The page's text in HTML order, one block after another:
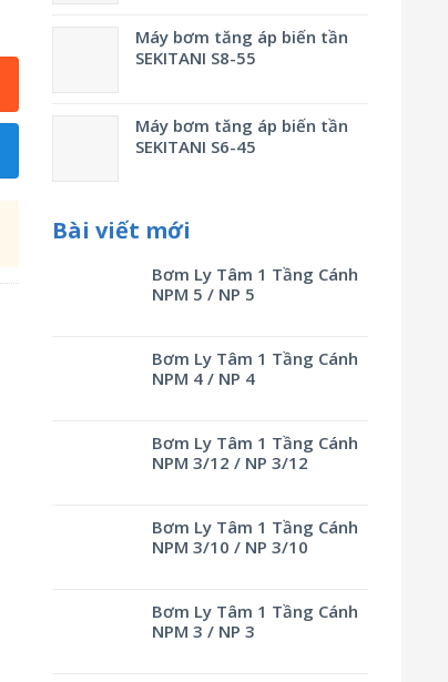
Máy bơm tăng áp biến tần
SEKITANI S8-55
Máy bơm tăng áp biến tần
SEKITANI S6-45
Bài viết mới
Bơm Ly Tâm 1 Tầng Cánh
NPM 5 / NP 5
Bơm Ly Tâm 1 Tầng Cánh
NPM 4 / NP 4
Bơm Ly Tâm 1 Tầng Cánh
NPM 3/12 / NP 3/12
Bơm Ly Tâm 1 Tầng Cánh
NPM 3/10 / NP 3/10
Bơm Ly Tâm 1 Tầng Cánh
NPM 3 / NP 3